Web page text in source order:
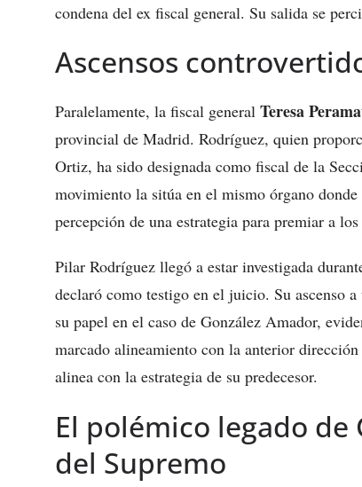
condena del ex fiscal general. Su salida se
Ascensos
Paralelamente, la fiscal general Teresa
provincial de Madrid. Rodríguez, quien
Ortiz, ha sido designada como fiscal de la
movimiento la sitúa en el mismo órgano
percepción de una estrategia para premiar a los
Pilar Rodríguez llegó a estar investigada
declaró como testigo en el juicio. Su ascenso
su papel en el caso de González Amador,
marcado alineamiento con la anterior
alinea con la estrategia de su predecesor.
El polémico legado
del Supremo